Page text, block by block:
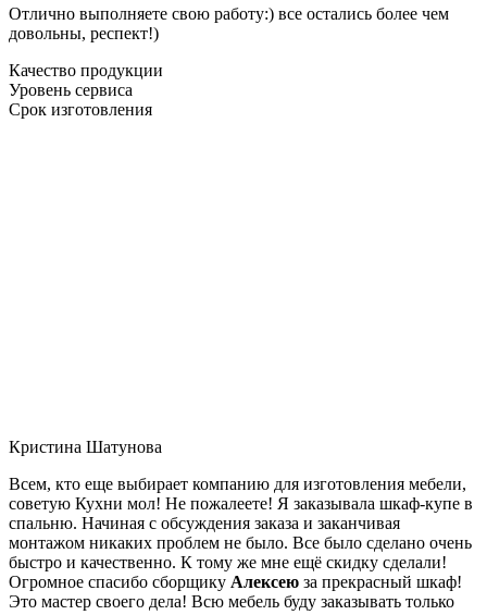
Отлично выполняете свою работу:) все остались более чем
довольны, респект!)
Качество продукции
Уровень сервиса
Срок изготовления
Кристина Шатунова
Всем, кто еще выбирает компанию для изготовления мебели,
советую Кухни мол! Не пожалеете! Я заказывала шкаф-купе в
спальню. Начиная с обсуждения заказа и заканчивая
монтажом никаких проблем не было. Все было сделано очень
быстро и качественно. К тому же мне ещё скидку сделали!
Огромное спасибо сборщику Алексею за прекрасный шкаф!
Это мастер своего дела! Всю мебель буду заказывать только